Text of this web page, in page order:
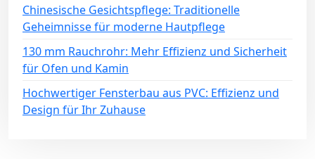
Chinesische Gesichtspflege: Traditionelle
Geheimnisse für moderne Hautpflege
130 mm Rauchrohr: Mehr Effizienz und Sicherheit
für Ofen und Kamin
Hochwertiger Fensterbau aus PVC: Effizienz und
Design für Ihr Zuhause